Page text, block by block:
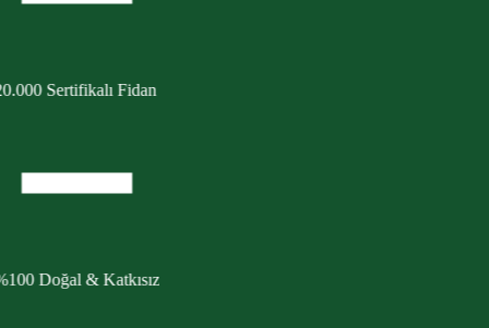
Sertifikalı Fidan
Doğal & Katkısız